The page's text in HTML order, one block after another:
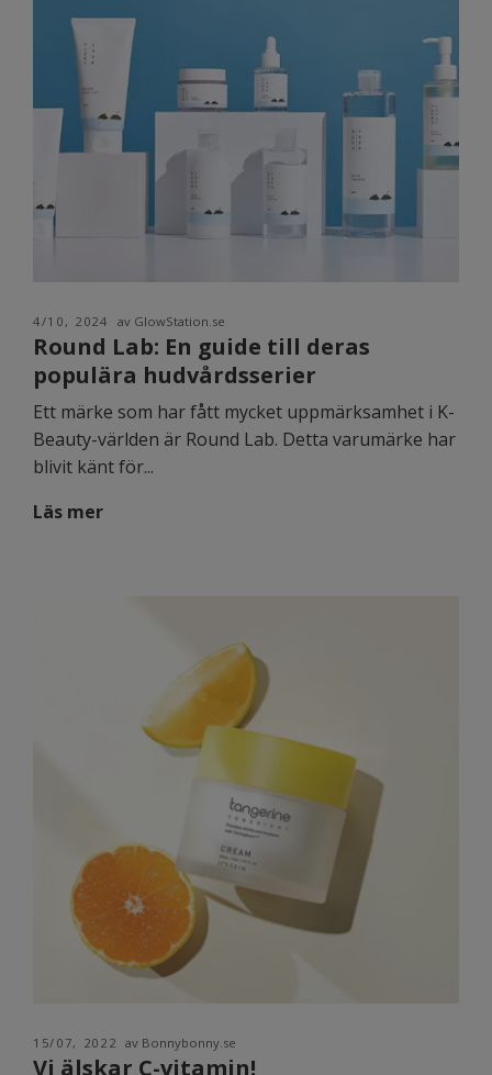
4/10, 2024 av GlowStation.se
Round Lab: En guide till deras
populära hudvårdsserier
Ett märke som har fått mycket uppmärksamhet i K-
Beauty-världen är Round Lab. Detta varumärke har
blivit känt för...
Läs mer
15/07, 2022 av Bonnybonny.se
Vi älskar C-vitamin!